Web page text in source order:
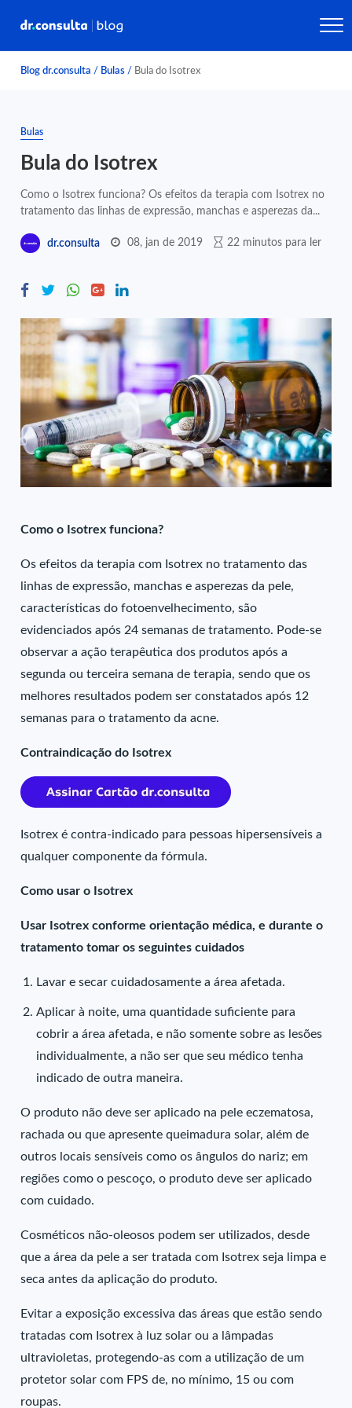
Blog dr.consulta / Bulas / Bula do Isotrex
Bulas
Bula do Isotrex
Como o Isotrex funciona? Os efeitos da terapia com Isotrex no
tratamento das linhas de expressão, manchas e asperezas da...
dr.consulta 08, jan de 2019 22 minutos para ler
Como o Isotrex funciona?
Os efeitos da terapia com Isotrex no tratamento das
linhas de expressão, manchas e asperezas da pele,
características do fotoenvelhecimento, são
evidenciados após 24 semanas de tratamento. Pode-se
observar a ação terapêutica dos produtos após a
segunda ou terceira semana de terapia, sendo que os
melhores resultados podem ser constatados após 12
semanas para o tratamento da acne.
Contraindicação do Isotrex
Isotrex é contra-indicado para pessoas hipersensíveis a
qualquer componente da fórmula.
Como usar o Isotrex
Usar Isotrex conforme orientação médica, e durante o
tratamento tomar os seguintes cuidados
Lavar e secar cuidadosamente a área afetada.
Aplicar à noite, uma quantidade suficiente para
cobrir a área afetada, e não somente sobre as lesões
individualmente, a não ser que seu médico tenha
indicado de outra maneira.
O produto não deve ser aplicado na pele eczematosa,
rachada ou que apresente queimadura solar, além de
outros locais sensíveis como os ângulos do nariz; em
regiões como o pescoço, o produto deve ser aplicado
com cuidado.
Cosméticos não-oleosos podem ser utilizados, desde
que a área da pele a ser tratada com Isotrex seja limpa e
seca antes da aplicação do produto.
Evitar a exposição excessiva das áreas que estão sendo
tratadas com Isotrex à luz solar ou a lâmpadas
ultravioletas, protegendo-as com a utilização de um
protetor solar com FPS de, no mínimo, 15 ou com
roupas.